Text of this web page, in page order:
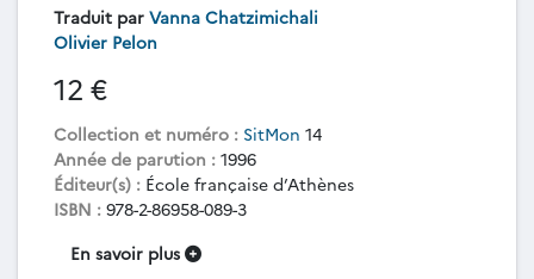
Traduit par Vanna Chatzimichali
Olivier Pelon
12 €
Collection et numéro : SitMon 14
Année de parution : 1996
Éditeur(s) : École française d’Athènes
ISBN : 978-2-86958-089-3
En savoir plus